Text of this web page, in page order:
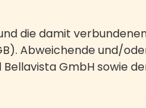
die damit
Abweichende und/
GmbH sowie